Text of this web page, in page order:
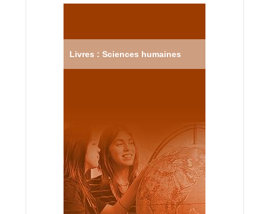
Livres : Sciences humaines